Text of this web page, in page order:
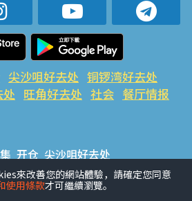
尖沙咀好去处 铜锣湾好去处
处 旺角好去处 社会 餐厅情报
开仓 尖沙咀好去处
处 荃湾好去处 旺角好去处 社会
來改善您的網站體驗，請確定您同意
使用條款才可繼續瀏覽。